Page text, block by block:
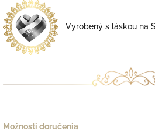
Vyrobený s láskou na
Možnosti doručenia